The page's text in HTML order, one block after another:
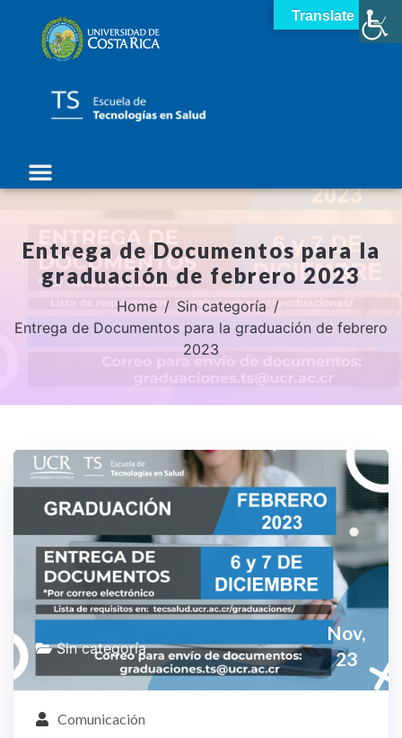
Entrega de Documentos para la
graduación de febrero 2023
Home
Sin categoría
Entrega de Documentos para la graduación de febrero
2023
Sin categoría
Nov,
23
Comunicación
Translate »